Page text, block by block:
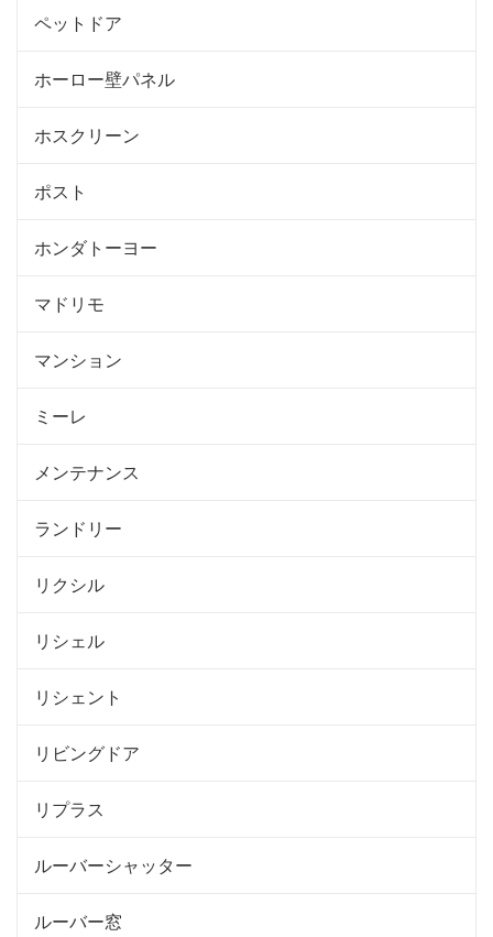
ペットドア
ホーロー壁パネル
ホスクリーン
ポスト
ホンダトーヨー
マドリモ
マンション
ミーレ
メンテナンス
ランドリー
リクシル
リシェル
リシェント
リビングドア
リプラス
ルーバーシャッター
ルーバー窓